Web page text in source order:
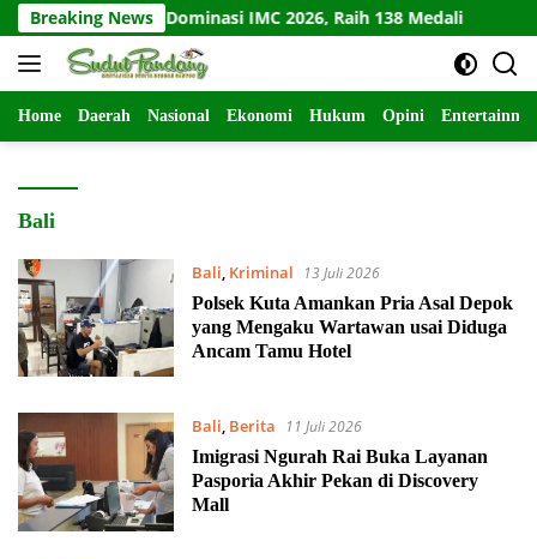
Langsung
ke
konten
Breaking News
Jawa Barat Dominasi IMC 2026, Raih 138 Medali
Home Daerah Nasional Ekonomi Hukum Opini
Bali
Bali, Kriminal
13 Juli 2026
Polsek Kuta Amankan Pria Asal Depok
yang Mengaku Wartawan usai Diduga
Ancam Tamu Hotel
Bali, Berita
11 Juli 2026
Imigrasi Ngurah Rai Buka Layanan
Pasporia Akhir Pekan di Discovery
Mall